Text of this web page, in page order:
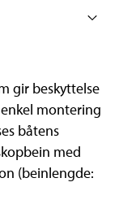
gir beskyttelse
montering
båtens
med
(beinlengde: